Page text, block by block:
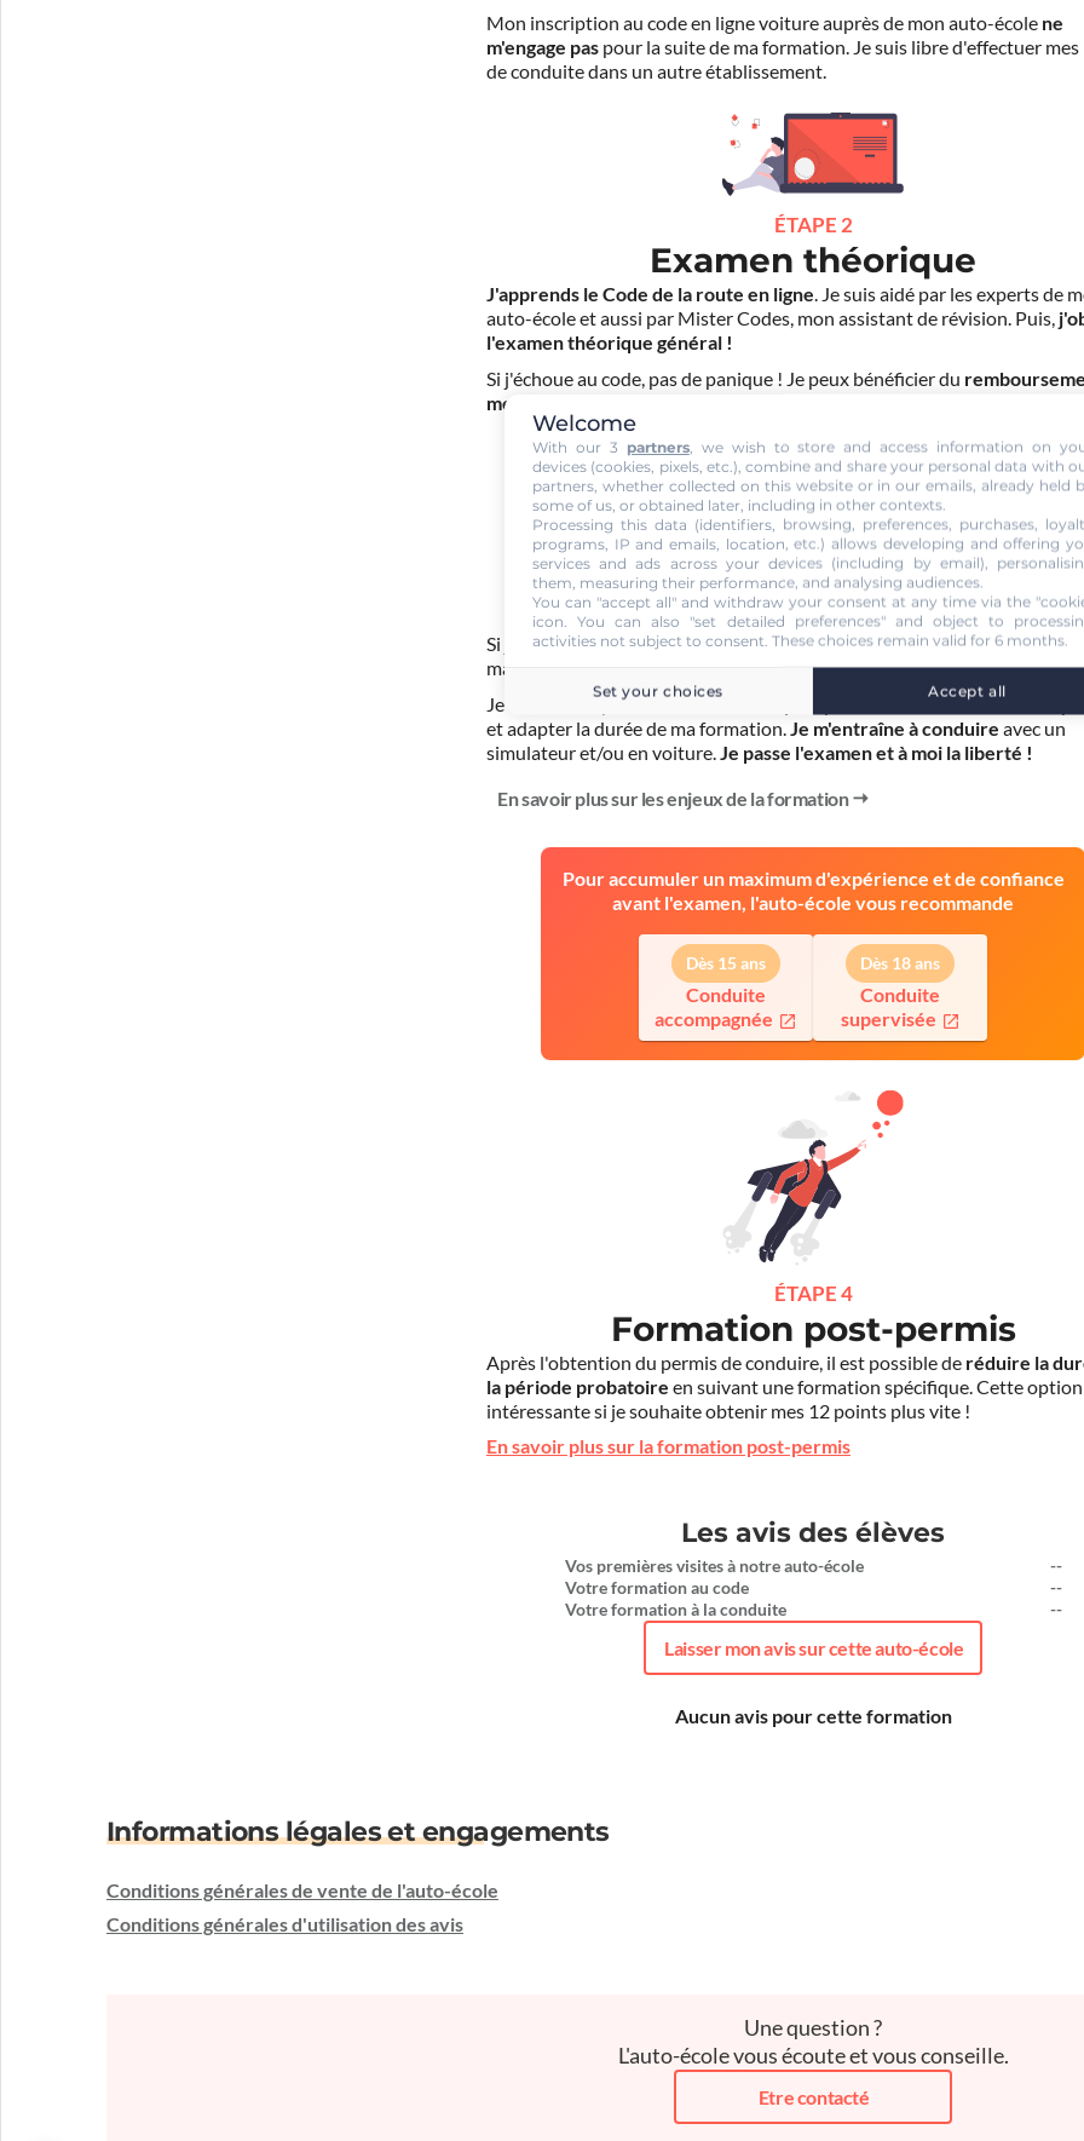
Mon inscription au code en ligne voiture auprès de mon auto-école ne
m'engage pas pour la suite de ma formation. Je suis libre d'effectuer mes
de conduite dans un autre établissement.
ÉTAPE 2
Examen théorique
J'apprends le Code de la route en ligne. Je suis aidé par les experts de
auto-école et aussi par Mister Codes, mon assistant de révision. Puis,
l'examen théorique général !
Si j'échoue au code, pas de panique ! Je peux bénéficier du
mes frais d'inscription
Examen Réussi ou
ÉTAPE 3
Formation pratique
Si je le souhaite, je peux m'inscrire auprès de mon auto-école pour
ma formation et
prendre des cours de conduite.
Je commence par l' évaluation de départ
pour mieux connaître mes
et adapter la durée de ma formation.Je m'entraîne à conduire avec un
simulateur et/ou en voiture.Je passe l'examen et à moi la liberté !
En savoir plus sur les enjeux de la formation
Pour accumuler un maximum d'expérience et de confiance
avant l'examen, l'auto-école vous recommande
Dès 15 ans
Conduite
accompagnée
Dès 18 ans
Conduite
supervisée
ÉTAPE 4
Formation post-permis
Après l'obtention du permis de conduire, il est possible de réduire la
la période probatoire en suivant une formation spécifique. Cette
intéressante si je souhaite obtenir mes 12 points plus vite !
En savoir plus sur la formation post-permis
Les avis des élèves
Vos premières visites à notre auto-école
Votre formation au code
Votre formation à la conduite
--
--
--
Laisser mon avis sur cette auto-école
Aucun avis pour cette formation
Informations légales et engagements
Conditions générales de vente de l'auto-école
Conditions générales d'utilisation des avis
Une question ?
L'auto-école vous écoute et vous conseille.
Etre contacté
Welcome
With our 3 partners, we wish to store and access information on
devices (cookies, pixels, etc.), combine and share your personal data with
partners, whether collected on this website or in our emails, already held
some of us, or obtained later, including in other contexts.
Processing this data (identifiers, browsing, preferences, purchases,
programs, IP and emails, location, etc.) allows developing and offering
services and ads across your devices (including by email),
them, measuring their performance, and analysing audiences.
You can "accept all" and withdraw your consent at any time via the
icon . You can also "set detailed preferences" and object to
activities not subject to consent. These choices remain valid for 6 months.
Set your choices Accept all